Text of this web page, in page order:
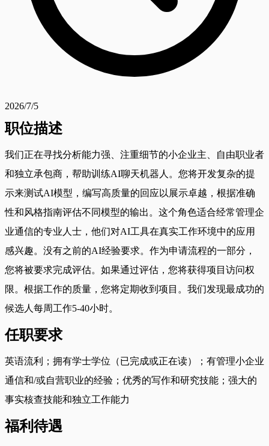
2026/7/5
职位描述
我们正在寻找分析能力强、注重细节的小企业主、自由职业者
和独立承包商，帮助训练AI聊天机器人。您将开发复杂的提
示来测试AI模型，编写高质量的回应以展示卓越，根据准确
性和风格指南评估不同模型的输出。这个角色适合经常管理企
业通信的专业人士，他们对AI工具在真实工作环境中的应用
感兴趣。没有之前的AI经验要求。作为申请流程的一部分，
您将被要求完成评估。如果通过评估，您将获得项目访问权
限。根据工作的质量，您将定期收到项目。我们发现最成功的
候选人每周工作5-40小时。
任职要求
英语流利；拥有学士学位（已完成或正在读）；有管理小企业
通信和/或自营职业的经验；优秀的写作和研究技能；强大的
事实核查技能和独立工作能力
福利待遇